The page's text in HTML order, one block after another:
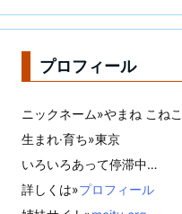
プロフィール
ニックネーム»やまね こねこ
生まれ·育ち»東京
いろいろあって停滞中…
詳しくは»プロフィール